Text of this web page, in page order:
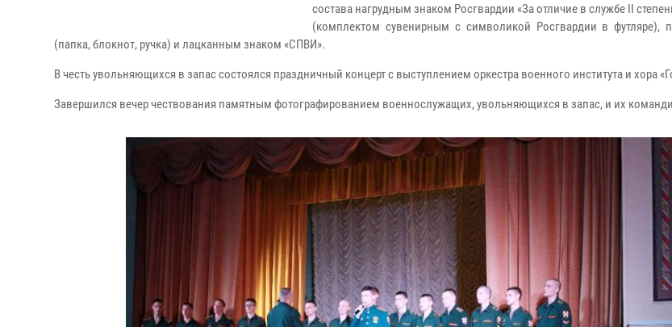
состава нагрудным знаком Росгвардии «За отличие в службе II
(комплектом сувенирным с символикой Росгвардии в футляре),
(папка, блокнот, ручка) и лацканным знаком «СПВИ».
В честь увольняющихся в запас состоялся праздничный концерт с выступлением оркестра военного института и хора
Завершился вечер чествования памятным фотографированием военнослужащих, увольняющихся в запас, и их